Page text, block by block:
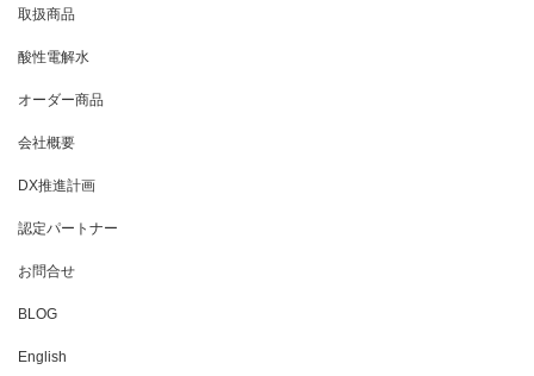
取扱商品
酸性電解水
オーダー商品
会社概要
DX推進計画
認定パートナー
お問合せ
BLOG
English